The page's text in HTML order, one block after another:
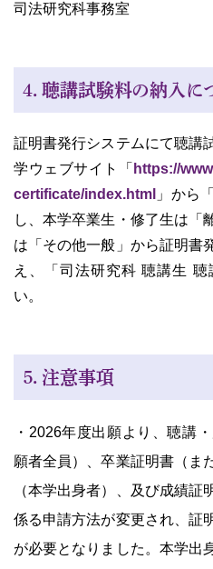
司法研究科事務室
４．聴講試験料の納入に
証明書発行システムにて聴講
学ウェブサイト「 https://
certificate/index.html 」から
し、本学卒業生・修了生は「
は「その他一般」から証明書
え、「司法研究科 聴講生
い。
５．注意事項
・2026年度出願より、聴講
願者全員）、卒業証明書（ま
（本学出身者）、及び成績証
係る申請方法が変更され、証
が必要となりました。本学出